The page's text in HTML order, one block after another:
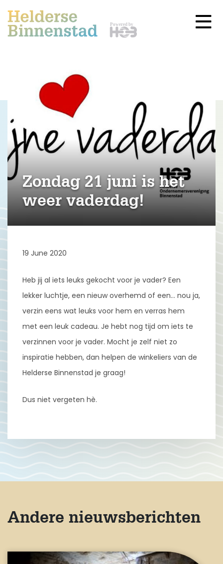
Zondag 21 juni is het
weer vaderdag!
19 June 2020
Heb jij al iets leuks gekocht voor je vader? Een
lekker luchtje, een nieuw overhemd of een… nou ja,
verzin eens wat leuks voor hem en verras hem
met een leuk cadeau. Je hebt nog tijd om iets te
verzinnen voor je vader. Mocht je zelf niet zo
inspiratie hebben, dan helpen de winkeliers van de
Helderse Binnenstad je graag!
Dus niet vergeten hè.
Andere nieuwsberichten